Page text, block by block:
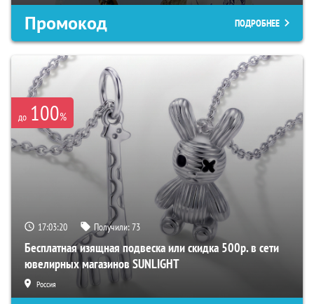
Промокод ПОДРОБНЕЕ
до 100%
17:03:19 Получили:73
Бесплатная изящная подвеска или скидка 500р. в сети
ювелирных магазинов SUNLIGHT
Россия